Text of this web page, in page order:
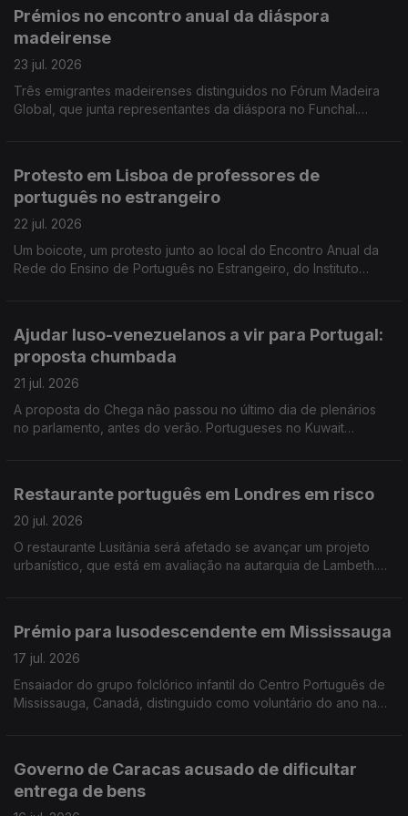
Prémios no encontro anual da diáspora
madeirense
23 jul. 2026
Três emigrantes madeirenses distinguidos no Fórum Madeira
Global, que junta representantes da diáspora no Funchal.
Protesto em Lisboa de professores de
português no estrangeiro
22 jul. 2026
Um boicote, um protesto junto ao local do Encontro Anual da
Rede do Ensino de Português no Estrangeiro, do Instituto
Ajudar luso-venezuelanos a vir para Portugal:
proposta chumbada
21 jul. 2026
A proposta do Chega não passou no último dia de plenários
no parlamento, antes do verão. Portugueses no Kuwait
Restaurante português em Londres em risco
20 jul. 2026
O restaurante Lusitânia será afetado se avançar um projeto
urbanístico, que está em avaliação na autarquia de Lambeth.
Prémio para lusodescendente em Mississauga
17 jul. 2026
Ensaiador do grupo folclórico infantil do Centro Português de
Mississauga, Canadá, distinguido como voluntário do ano na
Governo de Caracas acusado de dificultar
entrega de bens